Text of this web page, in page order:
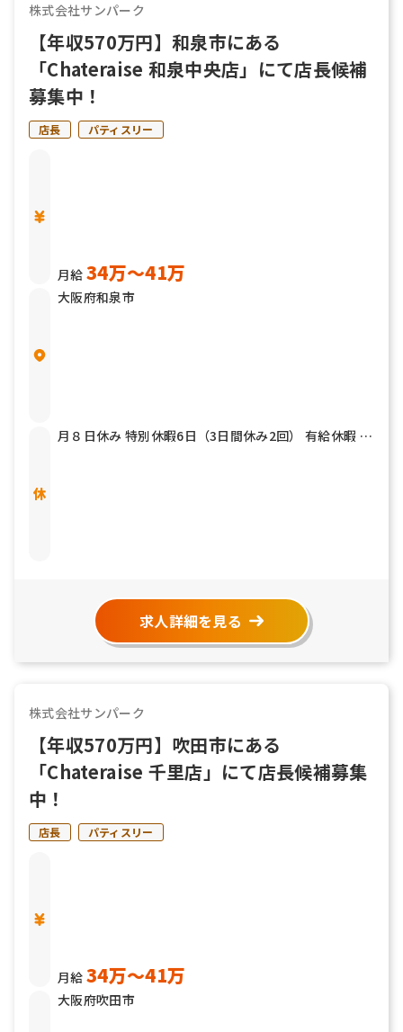
株式会社サンパーク
【年収570万円】和泉市にある
「Chateraise 和泉中央店」にて店長候補
募集中！
店長 パティスリー
月給 34万〜41万
大阪府和泉市
月８日休み 特別休暇6日（3日間休み2回） 有給休暇 慶
求人詳細を見る
株式会社サンパーク
【年収570万円】吹田市にある
「Chateraise 千里店」にて店長候補募集
中！
店長 パティスリー
月給 34万〜41万
大阪府吹田市